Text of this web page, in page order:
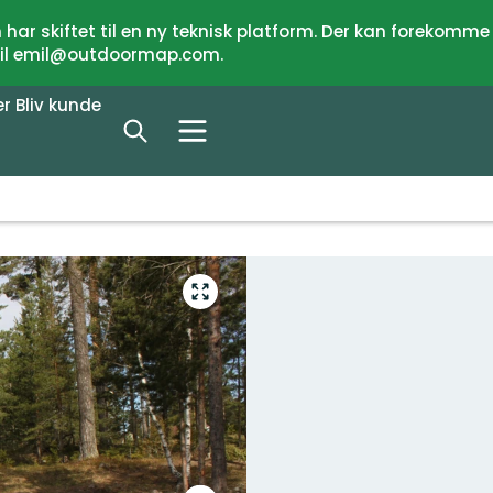
skiftet til en ny teknisk platform. Der kan
emil@outdoormap.com.
Bliv kunde
Gå
til
fuld
skærm